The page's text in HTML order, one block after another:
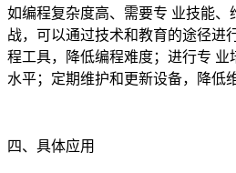
如编程复杂度高、需要专 业技能、
战，可以通过技术和教育的途径进
程工具，降低编程难度；进行专 业
水平；定期维护和更新设备，降低
四、具体应用